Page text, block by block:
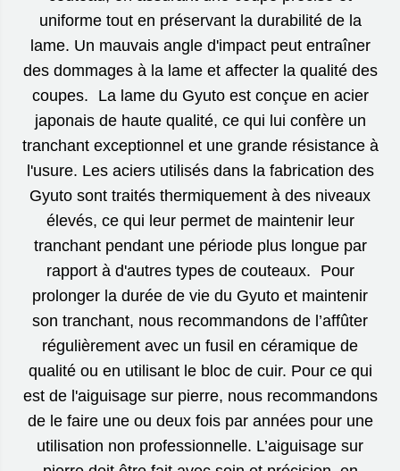
uniforme tout en préservant la durabilité de la
lame. Un mauvais angle d'impact peut entraîner
des dommages à la lame et affecter la qualité des
coupes. La lame du Gyuto est conçue en acier
japonais de haute qualité, ce qui lui confère un
tranchant exceptionnel et une grande résistance à
l'usure. Les aciers utilisés dans la fabrication des
Gyuto sont traités thermiquement à des niveaux
élevés, ce qui leur permet de maintenir leur
tranchant pendant une période plus longue par
rapport à d'autres types de couteaux. Pour
prolonger la durée de vie du Gyuto et maintenir
son tranchant, nous recommandons de l’affûter
régulièrement avec un fusil en céramique de
qualité ou en utilisant le bloc de cuir. Pour ce qui
est de l'aiguisage sur pierre, nous recommandons
de le faire une ou deux fois par années pour une
utilisation non professionnelle. L’aiguisage sur